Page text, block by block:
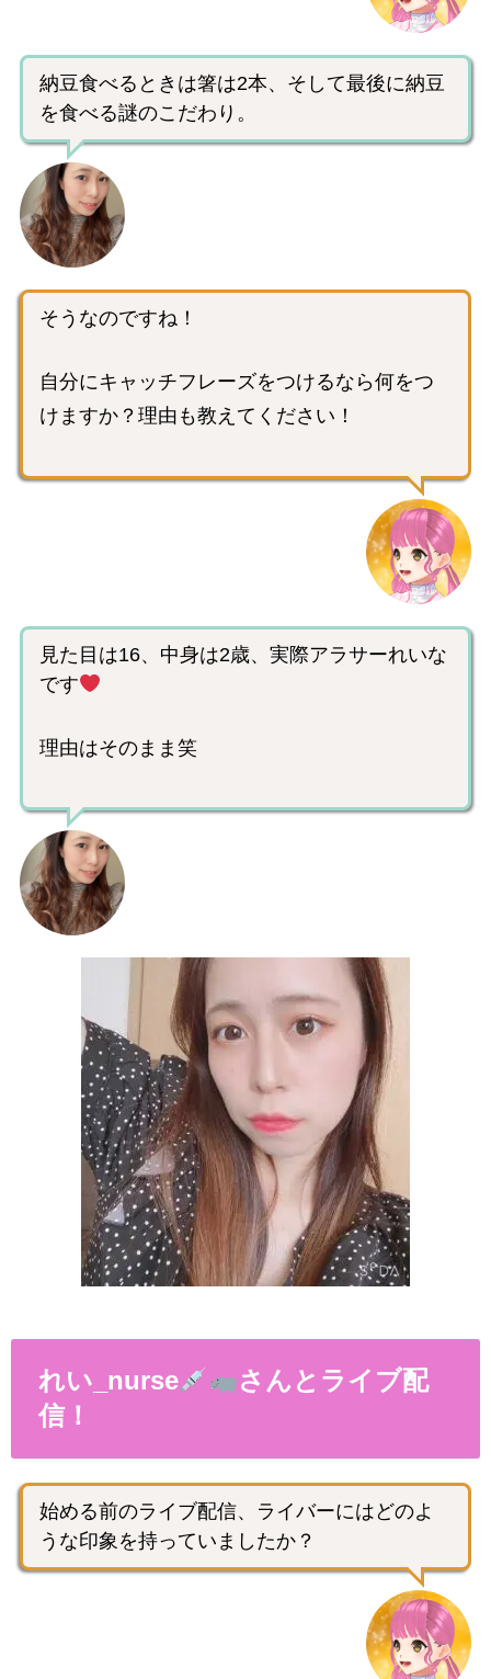
納豆食べるときは箸は2本、そして最後に納豆
を食べる謎のこだわり。
そうなのですね！
自分にキャッチフレーズをつけるなら何をつ
けますか？理由も教えてください！
見た目は16、中身は2歳、実際アラサーれいな
です
理由はそのまま笑
れい_nurse
さんとライブ配
信！
始める前のライブ配信、ライバーにはどのよ
うな印象を持っていましたか？